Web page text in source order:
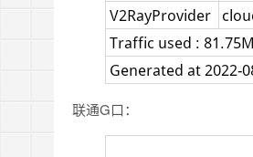
联通G口：